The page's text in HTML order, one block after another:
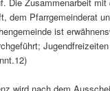
dem Pfarrgemeinderat
ist